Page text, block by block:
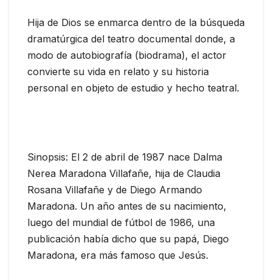
Hija de Dios se enmarca dentro de la búsqueda
dramatúrgica del teatro documental donde, a
modo de autobiografía (biodrama), el actor
convierte su vida en relato y su historia
personal en objeto de estudio y hecho teatral.
Sinopsis: El 2 de abril de 1987 nace Dalma
Nerea Maradona Villafañe, hija de Claudia
Rosana Villafañe y de Diego Armando
Maradona. Un año antes de su nacimiento,
luego del mundial de fútbol de 1986, una
publicación había dicho que su papá, Diego
Maradona, era más famoso que Jesús.